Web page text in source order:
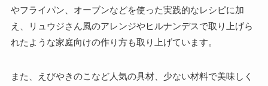
やフライパン、オーブンなどを使った実践的なレシピに加
え、リュウジさん風のアレンジやヒルナンデスで取り上げら
れたような家庭向けの作り方も取り上げています。
また、えびやきのこなど人気の具材、少ない材料で美味しく